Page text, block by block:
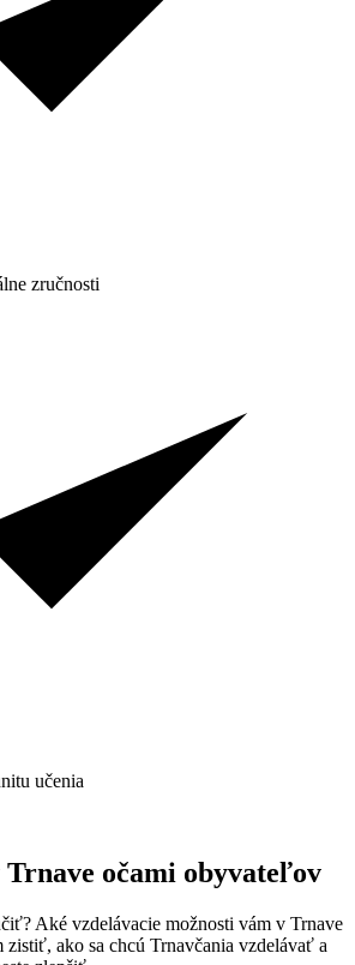
zručnosti
učenia
Trnave očami obyvateľov
Aké vzdelávacie možnosti vám v Trnave
zistiť, ako sa chcú Trnavčania vzdelávať a